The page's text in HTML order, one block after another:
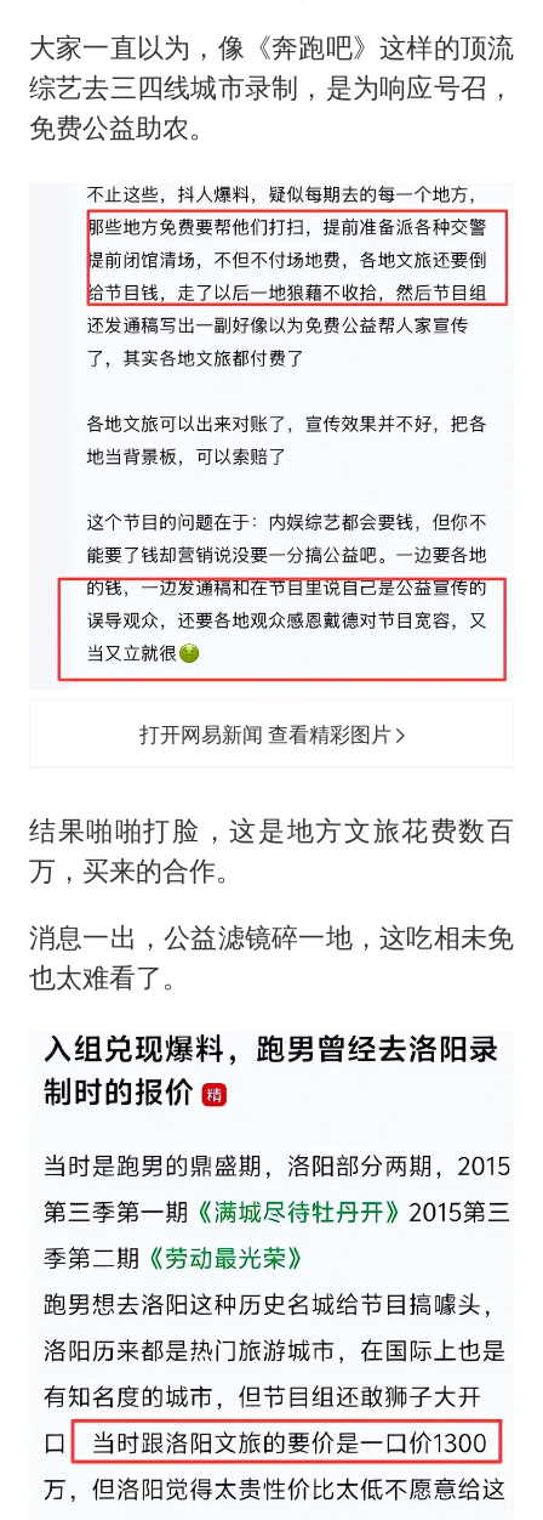
大家一直以为，像《奔跑吧》这样的顶流
综艺去三四线城市录制，是为响应号召，
免费公益助农。
打开网易新闻 查看精彩图片
结果啪啪打脸，这是地方文旅花费数百
万，买来的合作。
消息一出，公益滤镜碎一地，这吃相未免
也太难看了。